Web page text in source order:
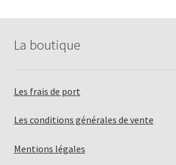
La boutique
Les frais de port
Les conditions générales de vente
Mentions légales